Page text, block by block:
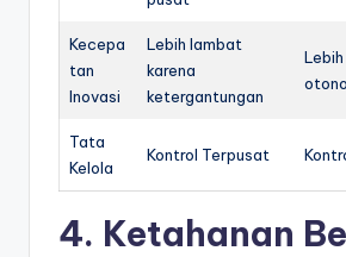
Kecepa
tan
Inovasi
Lebih lambat
karena
ketergantungan
Tata
Kelola
Kontrol Terpusat
4. Ketahanan